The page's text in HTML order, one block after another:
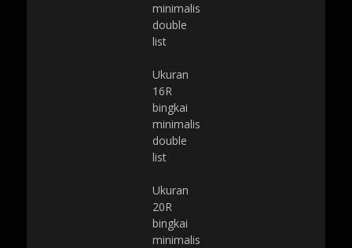
minimalis
double
list
Ukuran
16R
bingkai
minimalis
double
list
Ukuran
20R
bingkai
minimalis